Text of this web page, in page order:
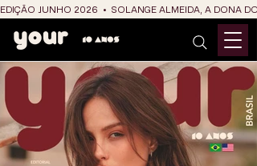
EDIÇÃO JUNHO 2026  •  SOLANGE ALMEIDA, A DONA